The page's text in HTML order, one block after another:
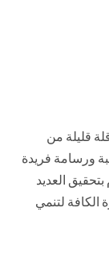
قليلة من
ورسامة فريدة
العديد
لتنمي